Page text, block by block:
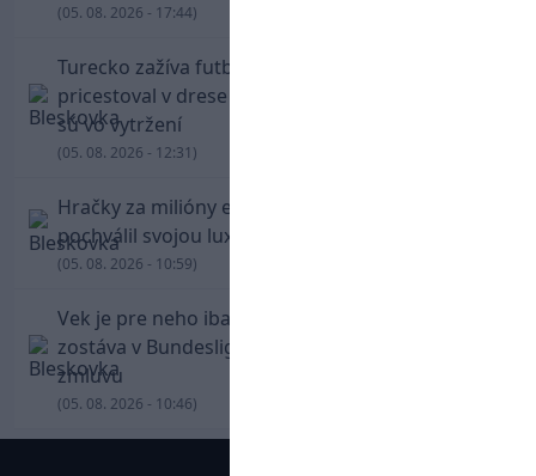
(05. 08. 2026 - 17:44)
Turecko zažíva futbalové šialenstvo! Salah
pricestoval v drese Trabzonsporu, fanúšikovia
sú vo vytržení
(05. 08. 2026 - 12:31)
Hračky za milióny eur! Cristiano Ronaldo sa
pochválil svojou luxusnou zbierkou áut
(05. 08. 2026 - 10:59)
Vek je pre neho iba číslo! Štyridsaťročný Džeko
zostáva v Bundeslige, so Schalke predĺžil
zmluvu
(05. 08. 2026 - 10:46)